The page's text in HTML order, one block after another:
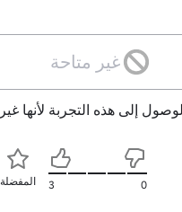
غير متاحة
إلى هذه التجربة لأنها غير
المفضلة 3 0